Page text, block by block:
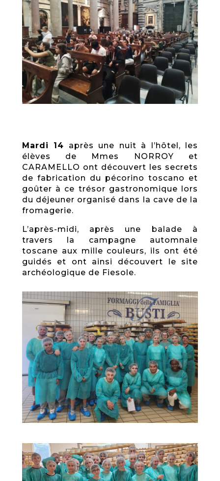
Mardi 14 après une nuit à l’hôtel, les
élèves de Mmes NORROY et
CARAMELLO ont découvert les secrets
de fabrication du pécorino toscano et
goûter à ce trésor gastronomique lors
du déjeuner organisé dans la cave de la
fromagerie.
L’après-midi, après une balade à
travers la campagne automnale
toscane aux mille couleurs, ils ont été
guidés et ont ainsi découvert le site
archéologique de Fiesole.